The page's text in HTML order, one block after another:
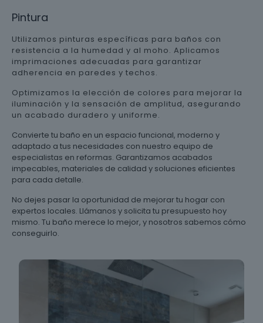
Pintura
Utilizamos pinturas específicas para baños con
resistencia a la humedad y al moho. Aplicamos
imprimaciones adecuadas para garantizar
adherencia en paredes y techos.
Optimizamos la elección de colores para mejorar la
iluminación y la sensación de amplitud, asegurando
un acabado duradero y uniforme.
Convierte tu baño en un espacio funcional, moderno y
adaptado a tus necesidades con nuestro equipo de
especialistas en reformas. Garantizamos acabados
impecables, materiales de calidad y soluciones eficientes
para cada detalle.
No dejes pasar la oportunidad de mejorar tu hogar con
expertos locales. Llámanos y solicita tu presupuesto hoy
mismo. Tu baño merece lo mejor, y nosotros sabemos cómo
conseguirlo.